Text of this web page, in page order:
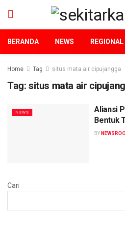
BERANDA NEWS REGIONAL
Home Tag situs mata air cipujangga
Tag: situs mata air
NEWS
Aliansi
Bentuk
BY
Cari